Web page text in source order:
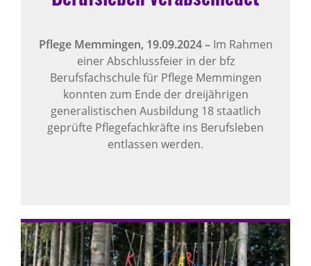
Pflege Memmingen, 19.09.2024–Im Rahmen
einer Abschlussfeier in der bfz
Berufsfachschule für Pflege Memmingen
konnten zum Ende der dreijährigen
generalistischen Ausbildung 18 staatlich
geprüfte Pflegefachkräfte ins Berufsleben
entlassen werden.